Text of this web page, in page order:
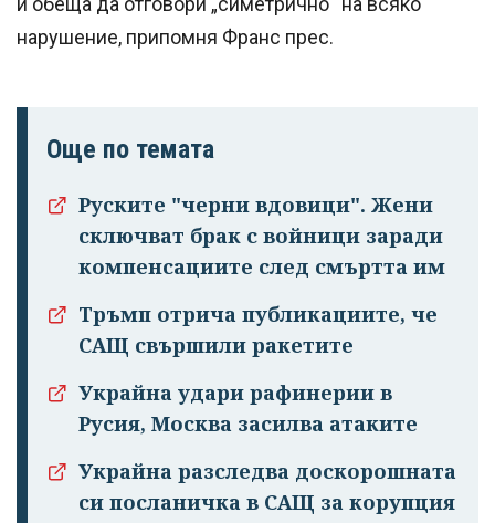
нарушение, припомня Франс прес.
Още по темата
Руските "черни вдовици". Жени
сключват брак с войници заради
компенсациите след смъртта им
Тръмп отрича публикациите, че
САЩ свършили ракетите
Украйна удари рафинерии в
Русия, Москва засилва атаките
Украйна разследва доскорошната
си посланичка в САЩ за корупция